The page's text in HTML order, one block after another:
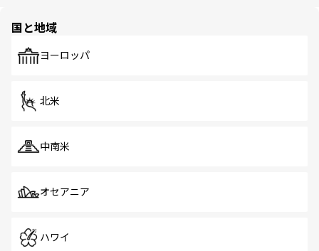
で、ホーカーズは地元の風情を楽しめる外せないスポット
国と地域
ヨーロッパ
北米
中南米
オセアニア
ハワイ